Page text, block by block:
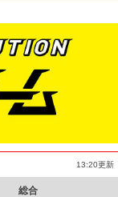
13:20更新
総合